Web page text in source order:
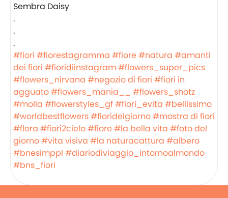
Sembra Daisy
.
.
.
#fiori #fiorestagramma #fiore#natura #amanti
dei fiori #fioridiinstagram#flowers_super_pics
#flowers_nirvana #negozio di fiori #fiori in
agguato#flowers_mania__ #flowers_shotz
#molla #flowerstyles_gf#fiori_evita #bellissimo
#worldbestflowers#fioridelgiorno#mostra di fiori
#flora #fiori2cielo#fiore#la bella vita #foto del
giorno#vita visiva #la naturacattura #albero
#bnesimppl #diariodiviaggio_intornoalmondo
#bns_fiori